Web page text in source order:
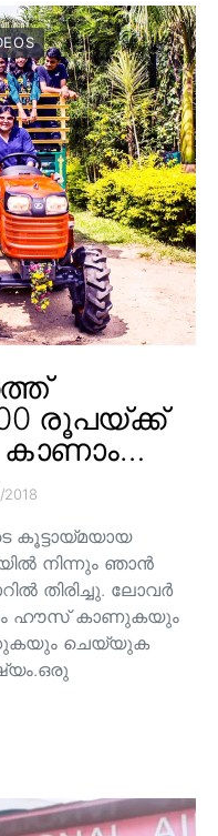
രൂപയ്ക്ക്
കാണാം…
കൂട്ടായ്മയായ
നിന്നും ഞാന്‍
തിരിച്ചു. ലോവര്‍
ഹൗസ് കാണുകയും
ചെയ്യുക